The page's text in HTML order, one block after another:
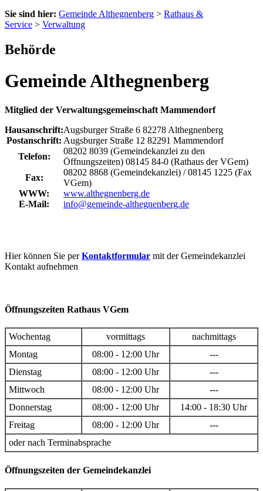
Sie sind hier: Gemeinde Althegnenberg > Rathaus &
Service > Verwaltung
Behörde
Gemeinde Althegnenberg
Mitglied der Verwaltungsgemeinschaft Mammendorf
Hausanschrift:Augsburger Straße 6 82278 Althegnenberg
Postanschrift: Augsburger Straße 12 82291 Mammendorf
Telefon:
08202 8039 (Gemeindekanzlei zu den
Öffnungszeiten) 08145 84-0 (Rathaus der VGem)
Fax:
08202 8868 (Gemeindekanzlei) / 08145 1225 (Fax
VGem)
WWW:
www.althegnenberg.de
E-Mail:
info@gemeinde-althegnenberg.de
Hier können Sie perKontaktformular mit der Gemeindekanzlei
Kontakt aufnehmen
Öffnungszeiten Rathaus VGem
Wochentag vormittags
nachmittags
Montag
08:00 - 12:00 Uhr
---
Dienstag
08:00 - 12:00 Uhr
---
Mittwoch
08:00 - 12:00 Uhr
---
Donnerstag
08:00 - 12:00 Uhr
14:00 - 18:30 Uhr
Freitag
08:00 - 12:00 Uhr
---
oder nach Terminabsprache
Öffnungszeiten der Gemeindekanzlei